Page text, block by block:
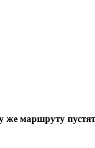
же маршруту пустят